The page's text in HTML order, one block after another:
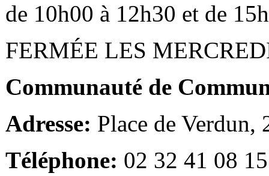
de 10h00 à 12h30 et de
FERMÉE LES
Communauté de
Adresse: Place de Verdun,
Téléphone: 02 32 41 08 15